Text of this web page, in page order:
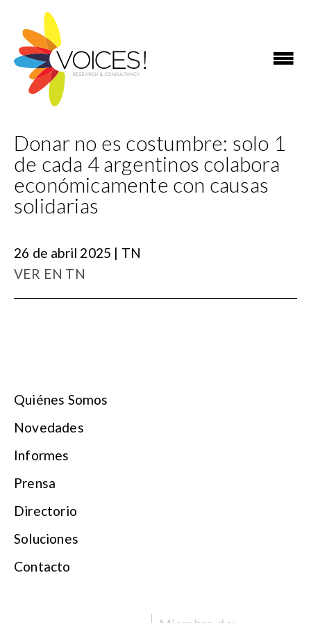
Donar no es costumbre: solo 1
de cada 4 argentinos colabora
económicamente con causas
solidarias
26 de abril 2025 | TN
VER EN TN
Quiénes Somos
Novedades
Informes
Prensa
Directorio
Soluciones
Contacto